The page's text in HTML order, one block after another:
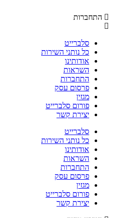
התחברות
סלברייט
כל נותני השירות
אודותינו
השראות
התחברות
פרסום עסק
מגזין
פורום סלברייט
יצירת קשר
סלברייט
כל נותני השירות
אודותינו
השראות
התחברות
פרסום עסק
מגזין
פורום סלברייט
יצירת קשר